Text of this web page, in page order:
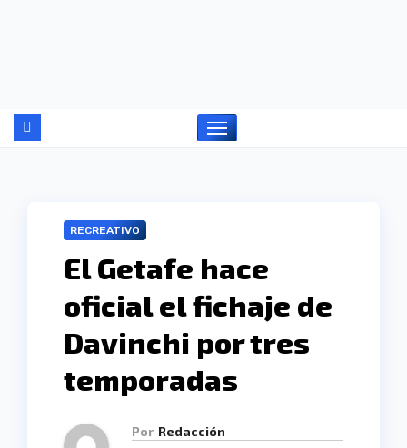
RECREATIVO
El Getafe hace
oficial el fichaje de
Davinchi por tres
temporadas
Por Redacción